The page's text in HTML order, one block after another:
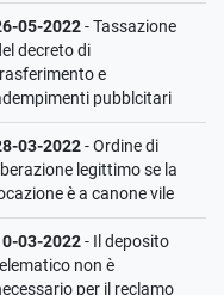
05-2022- Tassazione
decreto di
e
pubblcitari
03-2022- Ordine di
legittimo se la
è a canone vile
03-2022- Il deposito
non è
per il reclamo